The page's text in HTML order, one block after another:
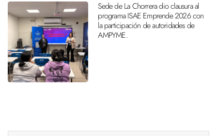
Sede de La Chorrera dio clausura al
programa ISAE Emprende 2026 con
la participación de autoridades de
AMPYME.